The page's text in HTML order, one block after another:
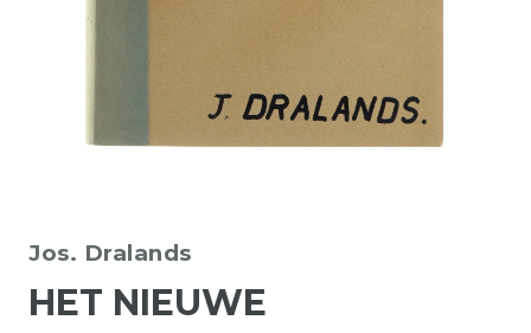
Jos. Dralands
HET NIEUWE